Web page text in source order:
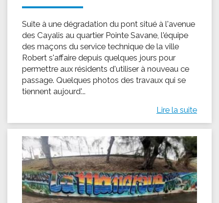
Suite à une dégradation du pont situé à l'avenue
des Cayalis au quartier Pointe Savane, l'équipe
des maçons du service technique de la ville
Robert s'affaire depuis quelques jours pour
permettre aux résidents d'utiliser à nouveau ce
passage. Quelques photos des travaux qui se
tiennent aujourd'...
Lire la suite